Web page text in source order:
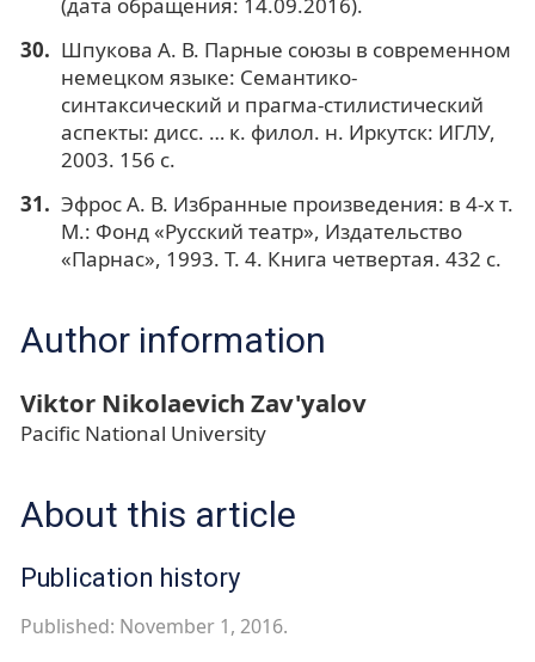
(дата обращения: 14.09.2016).
Шпукова А. В. Парные союзы в современном
немецком языке: Семантико-
синтаксический и прагма-стилистический
аспекты: дисс. … к. филол. н. Иркутск: ИГЛУ,
2003. 156 c.
Эфрос А. В. Избранные произведения: в 4-х т.
М.: Фонд «Русский театр», Издательство
«Парнас», 1993. Т. 4. Книга четвертая. 432 с.
Author information
Viktor Nikolaevich Zav'yalov
Pacific National University
About this article
Publication history
Published: November 1, 2016.